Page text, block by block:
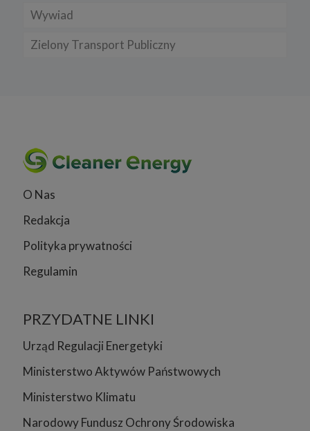
Wywiad
Zielony Transport Publiczny
O Nas
Redakcja
Polityka prywatności
Regulamin
PRZYDATNE LINKI
Urząd Regulacji Energetyki
Ministerstwo Aktywów Państwowych
Ministerstwo Klimatu
Narodowy Fundusz Ochrony Środowiska